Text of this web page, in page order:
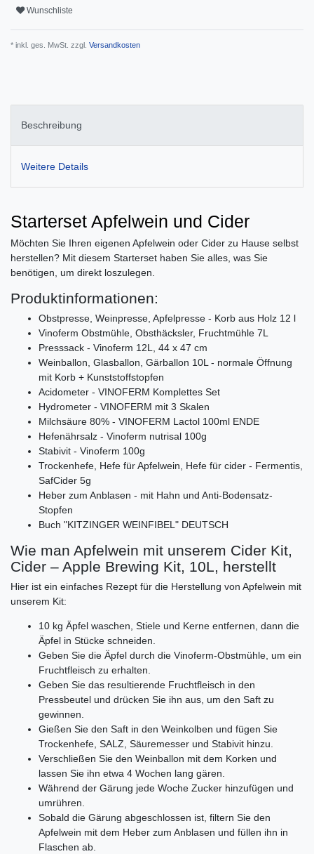
Wunschliste
* inkl. ges. MwSt. zzgl. Versandkosten
Beschreibung
Weitere Details
Starterset Apfelwein und Cider
Möchten Sie Ihren eigenen Apfelwein oder Cider zu Hause selbst
herstellen? Mit diesem Starterset haben Sie alles, was Sie
benötigen, um direkt loszulegen.
Produktinformationen:
Obstpresse, Weinpresse, Apfelpresse - Korb aus Holz 12 l
Vinoferm Obstmühle, Obsthäcksler, Fruchtmühle 7L
Presssack - Vinoferm 12L, 44 x 47 cm
Weinballon, Glasballon, Gärballon 10L - normale Öffnung
mit Korb + Kunststoffstopfen
Acidometer - VINOFERM Komplettes Set
Hydrometer - VINOFERM mit 3 Skalen
Milchsäure 80% - VINOFERM Lactol 100ml ENDE
Hefenährsalz - Vinoferm nutrisal 100g
Stabivit - Vinoferm 100g
Trockenhefe, Hefe für Apfelwein, Hefe für cider - Fermentis,
SafCider 5g
Heber zum Anblasen - mit Hahn und Anti-Bodensatz-
Stopfen
Buch "KITZINGER WEINFIBEL" DEUTSCH
Wie man Apfelwein mit unserem Cider Kit,
Cider – Apple Brewing Kit, 10L, herstellt
Hier ist ein einfaches Rezept für die Herstellung von Apfelwein mit
unserem Kit:
10 kg Äpfel waschen, Stiele und Kerne entfernen, dann die
Äpfel in Stücke schneiden.
Geben Sie die Äpfel durch die Vinoferm-Obstmühle, um ein
Fruchtfleisch zu erhalten.
Geben Sie das resultierende Fruchtfleisch in den
Pressbeutel und drücken Sie ihn aus, um den Saft zu
gewinnen.
Gießen Sie den Saft in den Weinkolben und fügen Sie
Trockenhefe, SALZ, Säuremesser und Stabivit hinzu.
Verschließen Sie den Weinballon mit dem Korken und
lassen Sie ihn etwa 4 Wochen lang gären.
Während der Gärung jede Woche Zucker hinzufügen und
umrühren.
Sobald die Gärung abgeschlossen ist, filtern Sie den
Apfelwein mit dem Heber zum Anblasen und füllen ihn in
Flaschen ab.